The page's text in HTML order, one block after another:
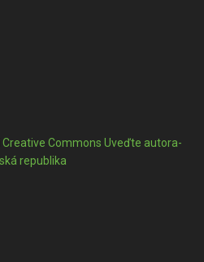
Creative Commons Uveďte autora-
republika